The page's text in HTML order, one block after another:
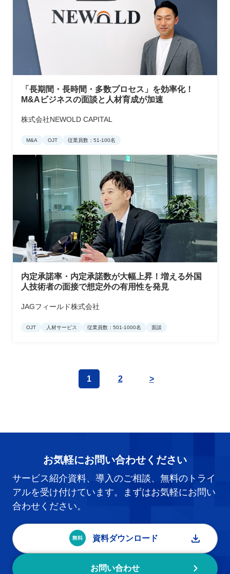
「長期間・長時間・多数プロセス」を効率化！
M&Aビジネスの面談と人材育成が加速
株式会社NEWOLD CAPITAL
M&A OJT 従業員数：51-100名
内定承諾率・内定承諾数が大幅上昇！増える外国
人技術者の面接で想定外の有用性を発見
JAGフィールド株式会社
OJT 人材サービス 従業員数：501-1000名 面談
1 2 >
お気軽にお問い合わせください
サービス紹介資料、導入のご相談、無料のトライ
アルを受け付けています。まずはお気軽にお問い
合わせください。
資料ダウンロード
お問い合わせ